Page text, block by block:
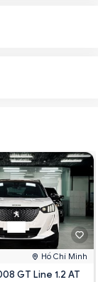
Hồ Chí Minh
GT Line 1.2 AT